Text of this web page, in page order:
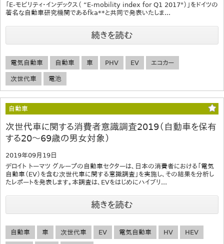
「E-モビリティ・インデックス（ “E-mobility index for Q1 2017"）」をドイツの
著名な自動車研究機関であるfka**と共同で発表いたしま...
続きを読む
電気自動車 自動車 車 PHV EV エコカー
次世代車 電池
自動車
次世代車に関する消費者意識調査2019（自動車を保有
する20～69歳の男女対象）
2019年09月19日
デロイト トーマツ グループの自動車セクターは、日本の消費者における「電気
自動車（EV）を含む次世代車に関する意識調査」を実施し、その結果を分析し
たレポートを発表します。本調査は、EVをはじめにハイブリ...
続きを読む
自動車 車 次世代車 EV 電気自動車 HV HEV